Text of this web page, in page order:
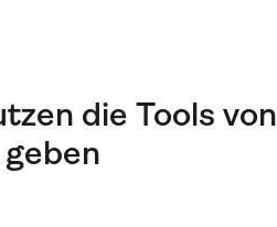
die Tools von